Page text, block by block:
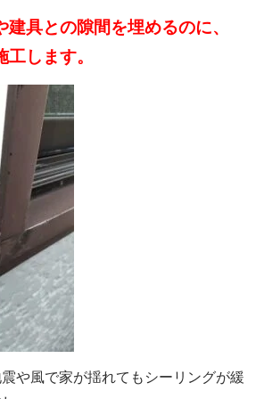
具との隙間を埋めるのに、
します。
や風で家が揺れてもシーリングが緩